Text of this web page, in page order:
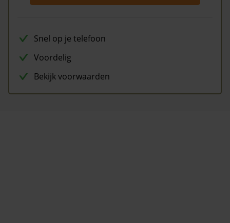
Snel op je telefoon
Voordelig
Bekijk voorwaarden